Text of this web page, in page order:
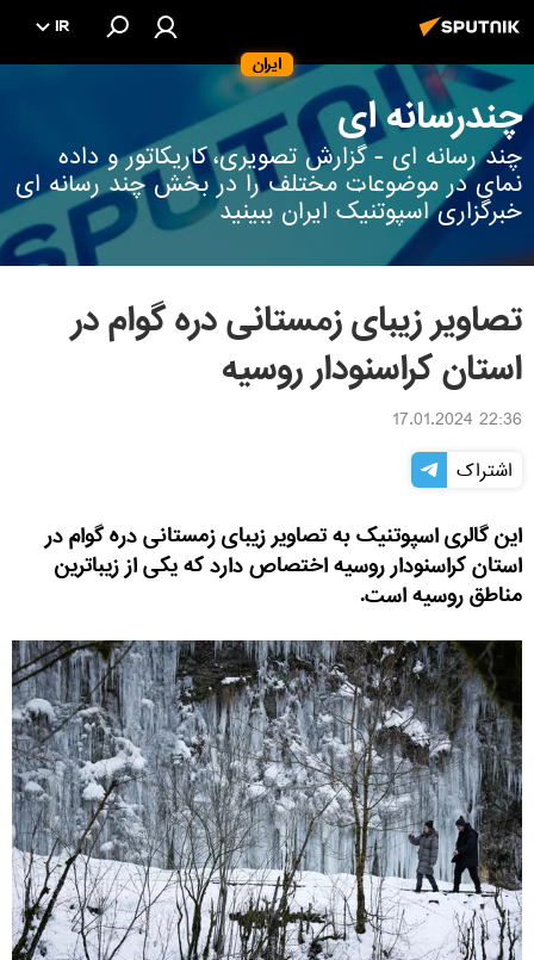
ایران
IR
چندرسانه ای
چند رسانه ای - گزارش تصویری، کاریکاتور و داده
نمای در موضوعات مختلف را در بخش چند رسانه ای
خبرگزاری اسپوتنیک ایران ببینید
تصاویر زیبای زمستانی دره گوام در
استان کراسنودار روسیه
22:36 17.01.2024
اشتراک
این گالری اسپوتنیک به تصاویر زیبای زمستانی دره گوام در
استان کراسنودار روسیه اختصاص دارد که یکی از زیباترین
مناطق روسیه است.